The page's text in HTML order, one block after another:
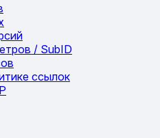
/ SubID
ссылок